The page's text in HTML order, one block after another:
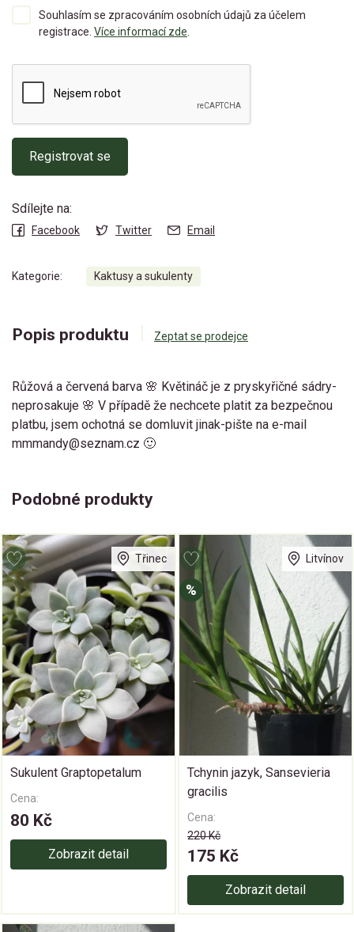
Souhlasím se zpracováním osobních údajů za účelem
registrace. Více informací zde.
Registrovat se
Sdílejte na:
Facebook Twitter Email
Kategorie: Kaktusy a sukulenty
Popis produktu Zeptat se prodejce
Růžová a červená barva 🌸 Květináč je z pryskyřičné sádry-
neprosakuje 🌸 V případě že nechcete platit za bezpečnou
platbu, jsem ochotná se domluvit jinak-pište na e-mail
mmmandy@seznam.cz 🙂
Podobné produkty
Třinec
Sukulent Graptopetalum
Cena:
80 Kč
Zobrazit detail
Litvínov
%
Tchynin jazyk, Sansevieria
gracilis
Cena:
220 Kč
175 Kč
Zobrazit detail